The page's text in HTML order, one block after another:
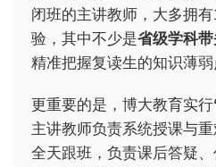
闭班的主讲教师，大多拥
验，其中不少是省级学科
精准把握复读生的知识薄弱
更重要的是，博大教育实行
主讲教师负责系统授课与
全天跟班，负责课后答疑